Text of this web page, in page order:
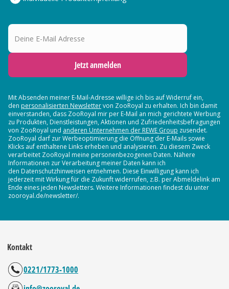
Deine E-Mail Adresse
Jetzt anmelden
Mit Absenden meiner E-Mail-Adresse willige ich bis auf Widerruf ein,
den personalisierten Newslettervon ZooRoyal zu erhalten. Ich bin damit
einverstanden, dass ZooRoyal mir per E-Mail an mich gerichtete Werbung
zu Produkten, Dienstleistungen, Aktionen und Zufriedenheitsbefragungen
von ZooRoyal und anderen Unternehmen der REWE Group zusendet.
ZooRoyal darf zur Werbeoptimierung die Öffnung der E-Mails sowie
Klicks auf enthaltene Links erheben und analysieren. Zu diesem Zweck
verarbeitet ZooRoyal meine personenbezogenen Daten. Nähere
Informationen zur Verarbeitung meiner Daten kann ich
den Datenschutzhinweisen entnehmen. Diese Einwilligung kann ich
jederzeit mit Wirkung für die Zukunft widerrufen, z.B. per Abmeldelink am
Ende eines jeden Newsletters. Weitere Informationen findest du unter
zooroyal.de/newsletter/.
Kontakt
0221/1773-1000